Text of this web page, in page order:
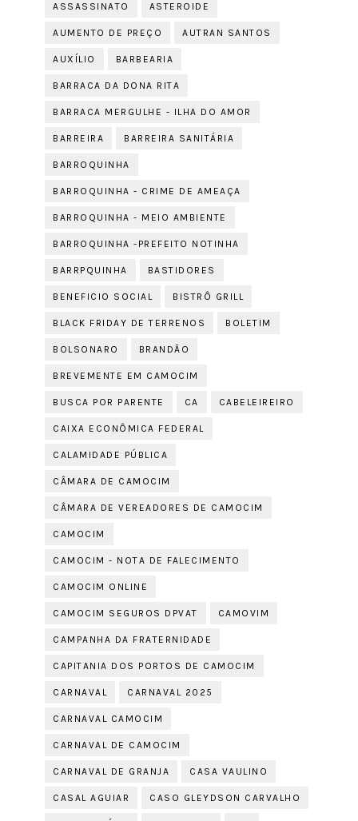
ASSASSINATO ASTEROIDE
AUMENTO DE PREÇO AUTRAN SANTOS
AUXÍLIO BARBEARIA
BARRACA DA DONA RITA
BARRACA MERGULHE - ILHA DO AMOR
BARREIRA BARREIRA SANITÁRIA
BARROQUINHA
BARROQUINHA - CRIME DE AMEAÇA
BARROQUINHA - MEIO AMBIENTE
BARROQUINHA -PREFEITO NOTINHA
BARRPQUINHA BASTIDORES
BENEFICIO SOCIAL BISTRÔ GRILL
BLACK FRIDAY DE TERRENOS BOLETIM
BOLSONARO BRANDÃO
BREVEMENTE EM CAMOCIM
BUSCA POR PARENTE CA CABELEIREIRO
CAIXA ECONÔMICA FEDERAL
CALAMIDADE PÚBLICA
CÂMARA DE CAMOCIM
CÂMARA DE VEREADORES DE CAMOCIM
CAMOCIM
CAMOCIM - NOTA DE FALECIMENTO
CAMOCIM ONLINE
CAMOCIM SEGUROS DPVAT CAMOVIM
CAMPANHA DA FRATERNIDADE
CAPITANIA DOS PORTOS DE CAMOCIM
CARNAVAL CARNAVAL 2025
CARNAVAL CAMOCIM
CARNAVAL DE CAMOCIM
CARNAVAL DE GRANJA CASA VAULINO
CASAL AGUIAR CASO GLEYDSON CARVALHO